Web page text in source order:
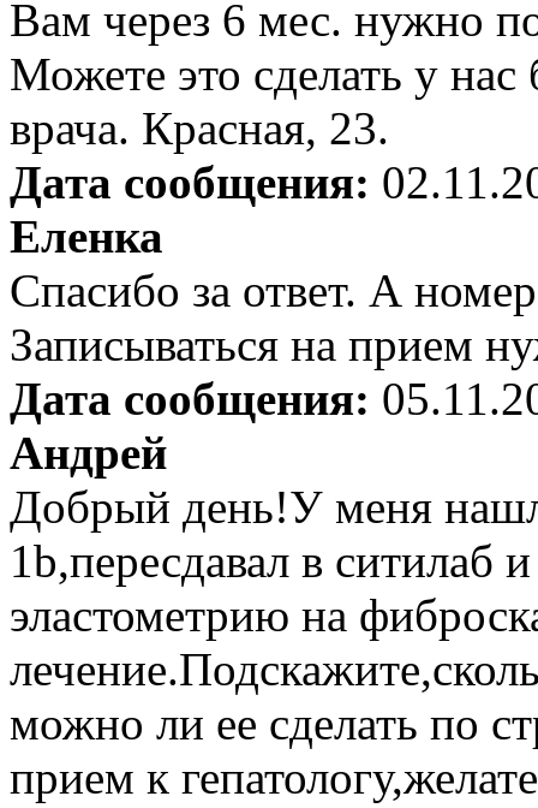
Вам через 6 мес. нужно
Можете это сделать у нас
врача. Красная, 23.
Дата сообщения:
Еленка
Спасибо за ответ. А
Записываться на прием
Дата сообщения:
Андрей
Добрый день!У меня
1b,пересдавал в ситилаб
эластометрию на
можно ли ее сделать по
прием к